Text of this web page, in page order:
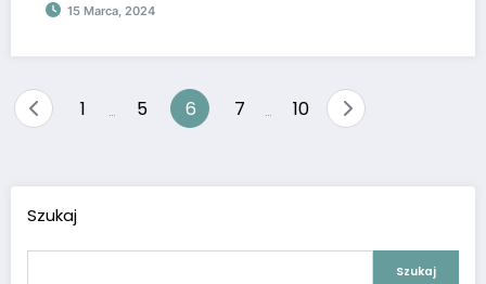
15 Marca, 2024
Nawigacja
1 5 6 7 10
Szukaj
Szukaj